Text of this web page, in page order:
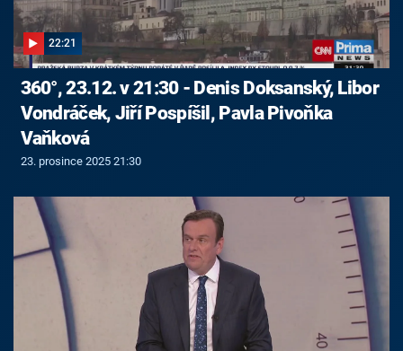
22:21
360°, 23.12. v 21:30 - Denis Doksanský, Libor
Vondráček, Jiří Pospíšil, Pavla Pivoňka
Vaňková
23. prosince 2025 21:30